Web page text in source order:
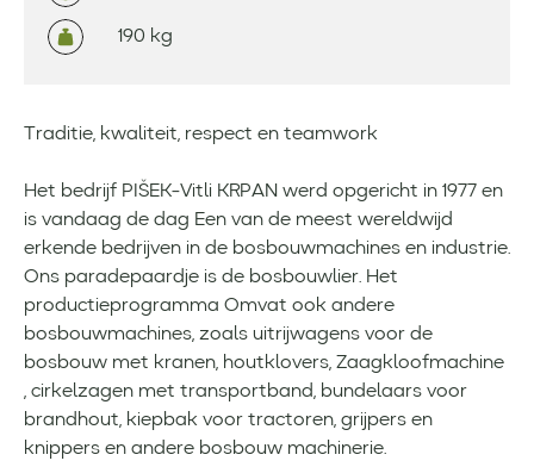
190 kg
Traditie, kwaliteit, respect en teamwork
Het bedrijf PIŠEK-Vitli KRPAN werd opgericht in 1977 en
is vandaag de dag Een van de meest wereldwijd
erkende bedrijven in de bosbouwmachines en industrie.
Ons paradepaardje is de bosbouwlier. Het
productieprogramma Omvat ook andere
bosbouwmachines, zoals uitrijwagens voor de
bosbouw met kranen, houtklovers, Zaagkloofmachine
, cirkelzagen met transportband, bundelaars voor
brandhout, kiepbak voor tractoren, grijpers en
knippers en andere bosbouw machinerie.